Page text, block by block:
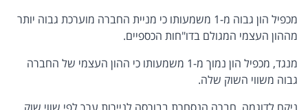
מכפיל הון גבוה מ-1 משמעותו כי מניית החברה מוערכת גבוה יותר
מההון העצמי המגולם בדו"חות הכספיים.
מנגד, מכפיל הון נמוך מ-1 משמעותו כי ההון העצמי של החברה
גבוה משווי השוק שלה.